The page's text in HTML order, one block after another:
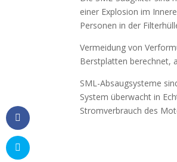
einer Explosion im
Personen in der
Vermeidung von
Berstplatten berechnet,
SML-Absaugsysteme
System überwacht in
Stromverbrauch des